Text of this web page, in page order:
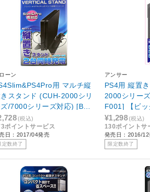
ーン
用 マルチ縦
スタンド (CUH-2000シリ
/7000シリーズ対応) [BKS
【ビックカメラグ
プオリジナル】
(税込)
ポイントサービス
日：2017/04発売
定数終了
アンサー
PS4用 縦置
2000シリー
F001] 【ビッ
プオリジナル
¥1,298(税込)
130ポイントサ
発売日：2016/12
限定数終了